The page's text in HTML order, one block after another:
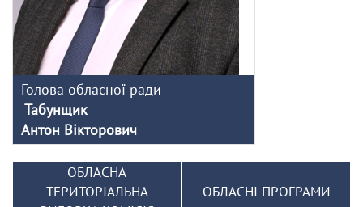
Голова обласної ради
Табунщик
Антон Вікторович
ОБЛАСНА
ТЕРИТОРІАЛЬНА
ОБЛАСНІ ПРОГРАМИ